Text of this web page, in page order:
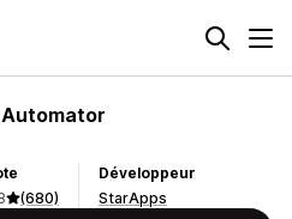
(680)
Développeur
StarApps